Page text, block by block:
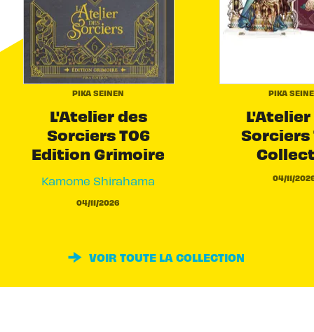
PIKA SEINEN
L'Atelier des
Sorciers T06
Edition Grimoire
Kamome Shirahama
04/11/2026
PIKA
L'Atelier
Sorciers
04/11/
VOIR TOUTE LA COLLECTION